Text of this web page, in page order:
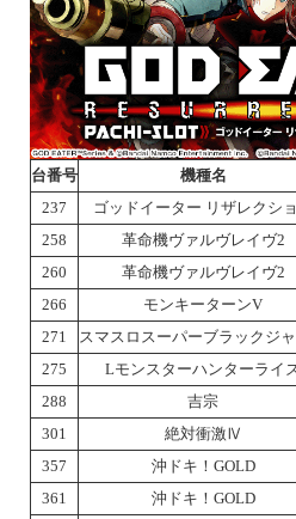
台番号 機種名
237
ゴッドイーター リザレクシ
258
革命機ヴァルヴレイヴ2
260
革命機ヴァルヴレイヴ2
266
モンキーターンV
271
スマスロスーパーブラックジ
275
Lモンスターハンターライ
288
吉宗
301
絶対衝激Ⅳ
357
沖ドキ！GOLD
361
沖ドキ！GOLD